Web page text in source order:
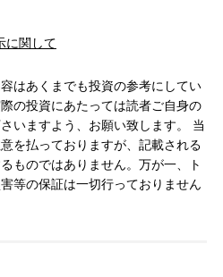
に関して
はあくまでも投資の参考にしてい
の投資にあたっては読者ご自身の
いますよう、お願い致します。 当
を払っておりますが、記載される
ものではありません。万が一、ト
等の保証は一切行っておりません